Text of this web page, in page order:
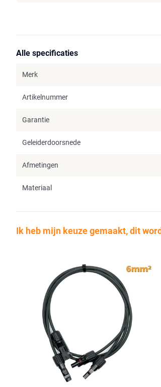
Alle specificaties
Merk
Artikelnummer
Garantie
Geleiderdoorsnede
Afmetingen
Materiaal
Ik heb mijn keuze gemaakt, dit